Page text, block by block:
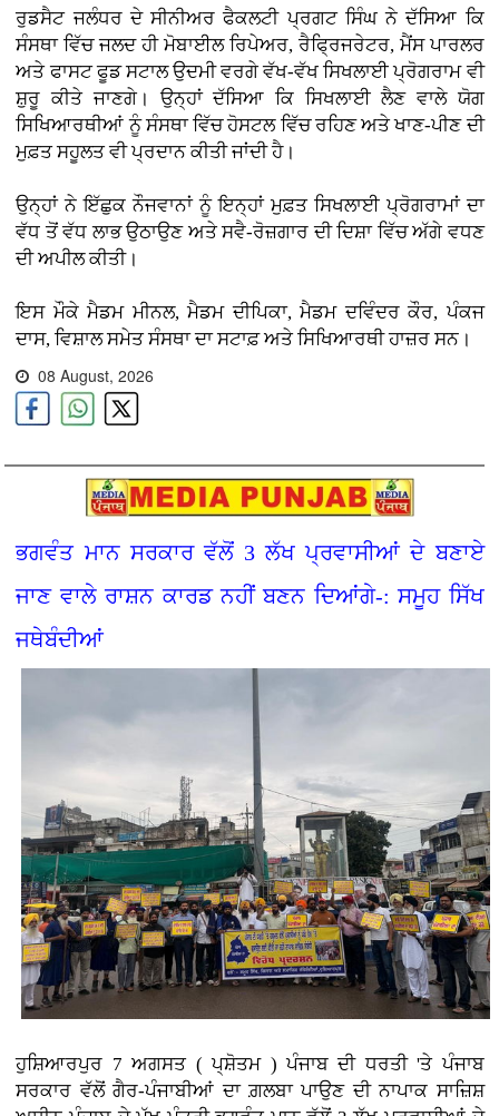
ਰੁਡਸੈਟ ਜਲੰਧਰ ਦੇ ਸੀਨੀਅਰ ਫੈਕਲਟੀ ਪ੍ਰਗਟ ਸਿੰਘ ਨੇ ਦੱਸਿਆ ਕਿ
ਸੰਸਥਾ ਵਿੱਚ ਜਲਦ ਹੀ ਮੋਬਾਈਲ ਰਿਪੇਅਰ, ਰੈਫ੍ਰਿਜਰੇਟਰ, ਮੈਂਸ ਪਾਰਲਰ
ਅਤੇ ਫਾਸਟ ਫੂਡ ਸਟਾਲ ਉਦਮੀ ਵਰਗੇ ਵੱਖ-ਵੱਖ ਸਿਖਲਾਈ ਪ੍ਰੋਗਰਾਮ ਵੀ
ਸ਼ੁਰੂ ਕੀਤੇ ਜਾਣਗੇ। ਉਨ੍ਹਾਂ ਦੱਸਿਆ ਕਿ ਸਿਖਲਾਈ ਲੈਣ ਵਾਲੇ ਯੋਗ
ਸਿਖਿਆਰਥੀਆਂ ਨੂੰ ਸੰਸਥਾ ਵਿੱਚ ਹੋਸਟਲ ਵਿੱਚ ਰਹਿਣ ਅਤੇ ਖਾਣ-ਪੀਣ ਦੀ
ਮੁਫ਼ਤ ਸਹੂਲਤ ਵੀ ਪ੍ਰਦਾਨ ਕੀਤੀ ਜਾਂਦੀ ਹੈ।
ਉਨ੍ਹਾਂ ਨੇ ਇੱਛੁਕ ਨੌਜਵਾਨਾਂ ਨੂੰ ਇਨ੍ਹਾਂ ਮੁਫ਼ਤ ਸਿਖਲਾਈ ਪ੍ਰੋਗਰਾਮਾਂ ਦਾ
ਵੱਧ ਤੋਂ ਵੱਧ ਲਾਭ ਉਠਾਉਣ ਅਤੇ ਸਵੈ-ਰੋਜ਼ਗਾਰ ਦੀ ਦਿਸ਼ਾ ਵਿੱਚ ਅੱਗੇ ਵਧਣ
ਦੀ ਅਪੀਲ ਕੀਤੀ।
ਇਸ ਮੌਕੇ ਮੈਡਮ ਮੀਨਲ, ਮੈਡਮ ਦੀਪਿਕਾ, ਮੈਡਮ ਦਵਿੰਦਰ ਕੌਰ, ਪੰਕਜ
ਦਾਸ, ਵਿਸ਼ਾਲ ਸਮੇਤ ਸੰਸਥਾ ਦਾ ਸਟਾਫ਼ ਅਤੇ ਸਿਖਿਆਰਥੀ ਹਾਜ਼ਰ ਸਨ।
08 August, 2026
ਭਗਵੰਤ ਮਾਨ ਸਰਕਾਰ ਵੱਲੋਂ 3 ਲੱਖ ਪ੍ਰਵਾਸੀਆਂ ਦੇ ਬਣਾਏ
ਜਾਣ ਵਾਲੇ ਰਾਸ਼ਨ ਕਾਰਡ ਨਹੀਂ ਬਣਨ ਦਿਆਂਗੇ-: ਸਮੂਹ ਸਿੱਖ
ਜਥੇਬੰਦੀਆਂ
ਹੁਸ਼ਿਆਰਪੁਰ 7 ਅਗਸਤ ( ਪ੍ਸ਼ੋਤਮ ) ਪੰਜਾਬ ਦੀ ਧਰਤੀ 'ਤੇ ਪੰਜਾਬ
ਸਰਕਾਰ ਵੱਲੋਂ ਗੈਰ-ਪੰਜਾਬੀਆਂ ਦਾ ਗ਼ਲਬਾ ਪਾਉਣ ਦੀ ਨਾਪਾਕ ਸਾਜ਼ਿਸ਼